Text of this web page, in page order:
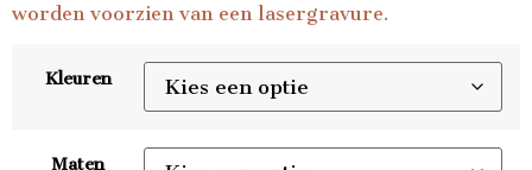
worden voorzien van een lasergravure.
Kleuren
Maten